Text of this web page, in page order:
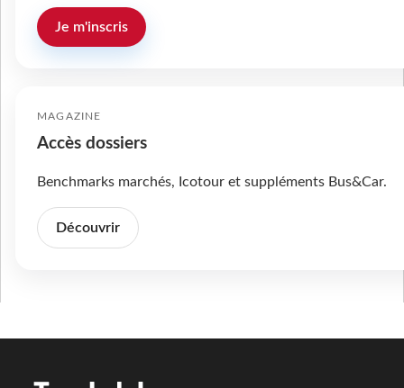
Je m'inscris
MAGAZINE
Accès dossiers
Benchmarks marchés, Icotour et suppléments Bus&Car.
Découvrir